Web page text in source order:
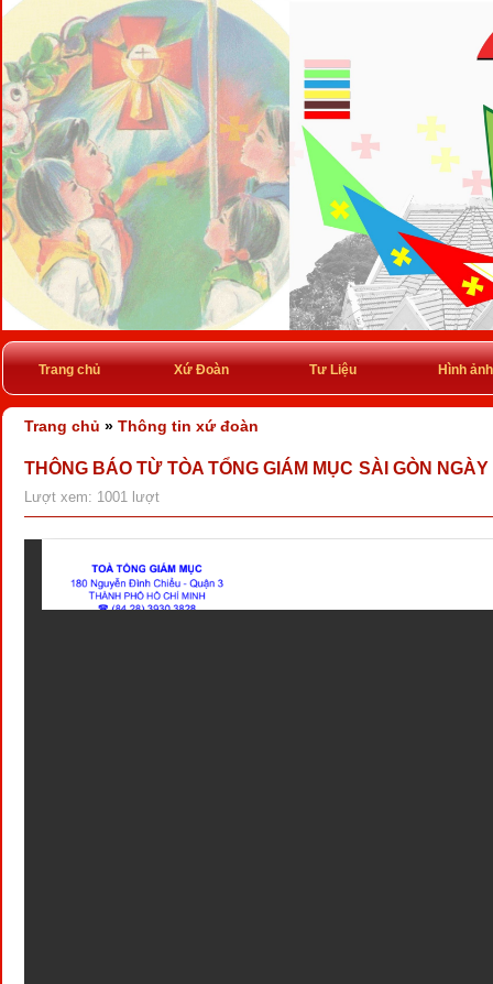
Trang chủ Xứ Đoàn Tư Liệu Hình ảnh
Trang chủ » Thông tin xứ đoàn
THÔNG BÁO TỪ TÒA TỔNG GIÁM MỤC SÀI GÒN
Lượt xem: 1001 lượt